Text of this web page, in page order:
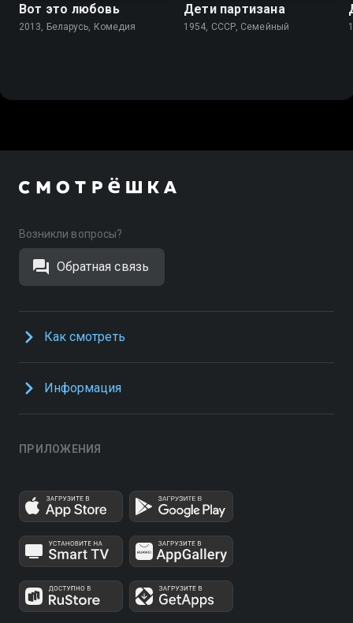
Вот это любовь
2013, Беларусь, Комедия
Дети партизана
1954, СССР, Семейный
Возникли вопросы?
Обратная связь
Как смотреть
Информация
ПРИЛОЖЕНИЯ